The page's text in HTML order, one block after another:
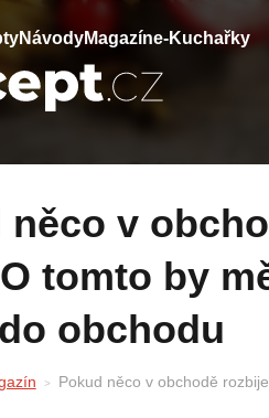
NávodyMagazíne-Kuchařky
tomto by
obchodu
Pokud něco v obchodě